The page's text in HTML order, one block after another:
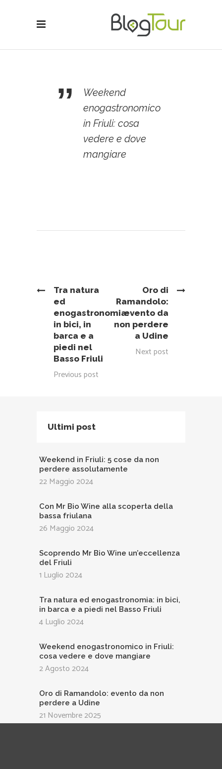
Weekend
enogastronomico
in Friuli: cosa
vedere e dove
mangiare
Tra natura
ed
enogastronomia:
in bici, in
barca e a
piedi nel
Basso Friuli
Previous post
Oro di
Ramandolo:
evento da
non perdere
a Udine
Next post
Ultimi post
Weekend in Friuli: 5 cose da non
perdere assolutamente
22 Maggio 2024
Con Mr Bio Wine alla scoperta della
bassa friulana
26 Maggio 2024
Scoprendo Mr Bio Wine un’eccellenza
del Friuli
1 Luglio 2024
Tra natura ed enogastronomia: in bici,
in barca e a piedi nel Basso Friuli
4 Luglio 2024
Weekend enogastronomico in Friuli:
cosa vedere e dove mangiare
2 Agosto 2024
Oro di Ramandolo: evento da non
perdere a Udine
21 Novembre 2025